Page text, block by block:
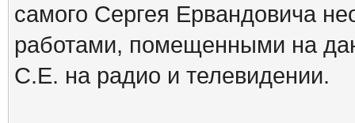
самого Сергея Ервандовича
работами, помещенными на
С.Е. на радио и телевидении.